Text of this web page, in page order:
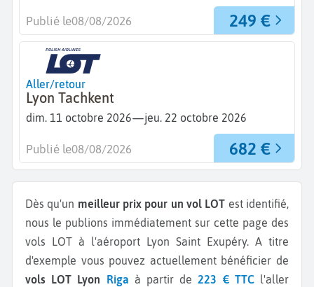
249 €
Publié le08/08/2026
Aller/retour
Lyon Tachkent
dim. 11 octobre 2026—jeu. 22 octobre 2026
682 €
Publié le08/08/2026
Dès qu'un meilleur prix pour un vol LOT est identifié,
nous le publions immédiatement sur cette page des
vols LOT à l'aéroport Lyon Saint Exupéry. A titre
d'exemple vous pouvez actuellement bénéficier de
vols LOT Lyon Riga à partir de223 € TTC l'aller